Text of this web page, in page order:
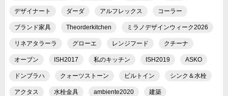
デザイナート ダーダ アルフレックス コーラー
ブランド家具 Theorderkitchen ミラノデザインウィーク2026
リネアタラーラ グローエ レンジフード クチーナ
オーブン ISH2017 私のキッチン ISH2019 ASKO
ドンブラハ クォーツストーン ビルトイン シンク＆水栓
アクタス 水栓金具 ambiente2020 建築